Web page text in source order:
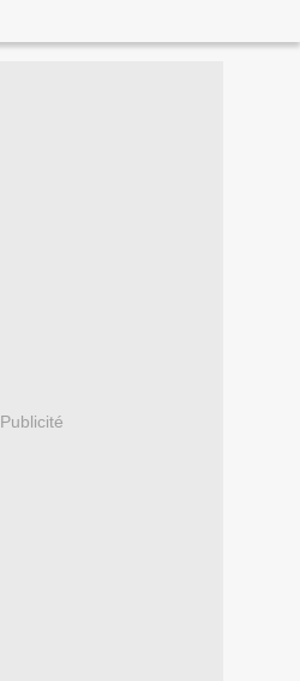
Publicité